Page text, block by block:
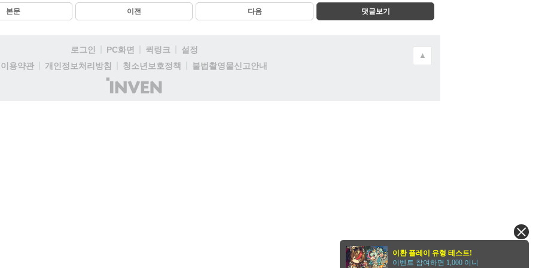
본문 이전 다음 댓글보기
로그인 PC화면 퀵링크
설정
이용약관
개인정보처리방침 청소년보호정책
불법촬영물신고안내
(주)
인
▲
이환 플레이 유형 테스트!
이벤트 참여하면 1,000 이니